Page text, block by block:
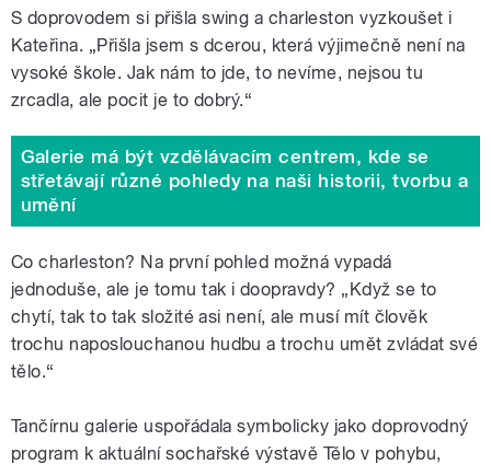
S doprovodem si přišla swing a charleston vyzkoušet i
Kateřina. „Přišla jsem s dcerou, která výjimečně není na
vysoké škole. Jak nám to jde, to nevíme, nejsou tu
zrcadla, ale pocit je to dobrý.“
Galerie má být vzdělávacím centrem, kde se
střetávají různé pohledy na naši historii, tvorbu a
umění
Co charleston? Na první pohled možná vypadá
jednoduše, ale je tomu tak i doopravdy? „Když se to
chytí, tak to tak složité asi není, ale musí mít člověk
trochu naposlouchanou hudbu a trochu umět zvládat své
tělo.“
Tančírnu galerie uspořádala symbolicky jako doprovodný
program k aktuální sochařské výstavě Tělo v pohybu,